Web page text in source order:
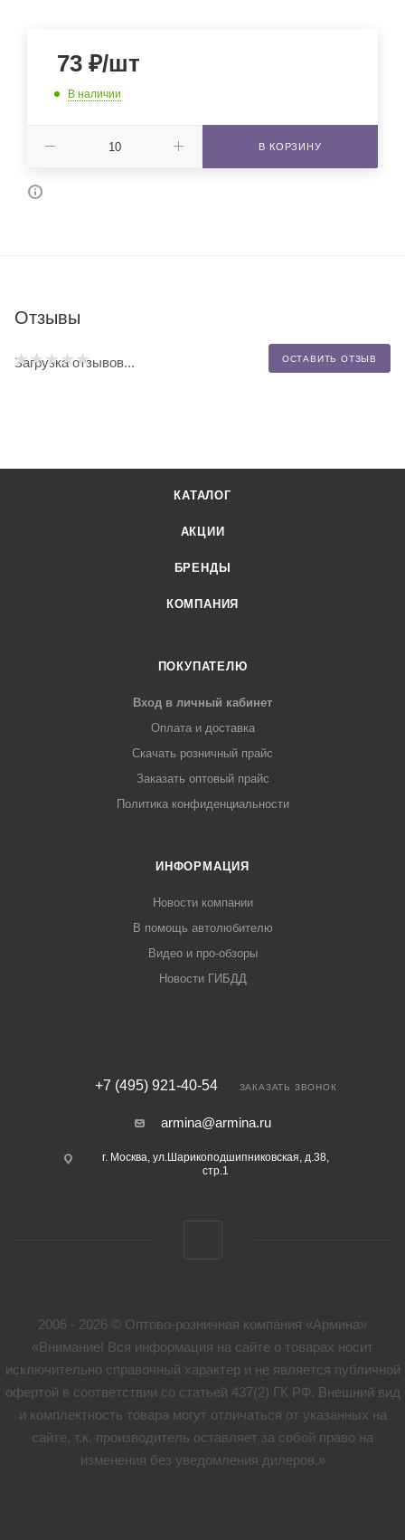
73 ₽/шт
В наличии
В КОРЗИНУ
Отзывы
ОСТАВИТЬ ОТЗЫВ
Загрузка отзывов...
КАТАЛОГ
АКЦИИ
БРЕНДЫ
КОМПАНИЯ
ПОКУПАТЕЛЮ
Вход в личный кабинет
Оплата и доставка
Скачать розничный прайс
Заказать оптовый прайс
Политика конфиденциальности
ИНФОРМАЦИЯ
Новости компании
В помощь автолюбителю
Видео и про-обзоры
Новости ГИБДД
+7 (495) 921-40-54 ЗАКАЗАТЬ ЗВОНОК
armina@armina.ru
г. Москва, ул.Шарикоподшипниковская, д.38,
стр.1
2006 - 2026 © Оптово-розничная компания «Армина»
«Внимание! Вся информация на сайте о товарах носит
исключительно справочный характер и не является публичной
офертой в соответствии со статьей 437(2) ГК РФ. Внешний вид
и комплектность товара могут отличаться от указанных на
сайте, т.к. производитель оставляет за собой право на
изменения без уведомления дилеров.»